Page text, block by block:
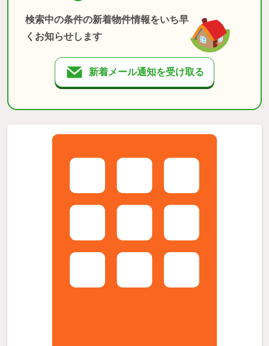
検索中の条件の新着物件情報をいち早
くお知らせします
新着メール通知を受け取る